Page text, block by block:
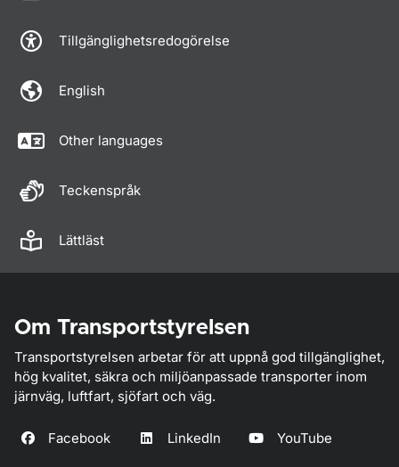
Tillgänglighetsredogörelse
English
Other languages
Teckenspråk
Lättläst
Om Transportstyrelsen
Transportstyrelsen arbetar för att uppnå god tillgänglighet,
hög kvalitet, säkra och miljöanpassade transporter inom
järnväg, luftfart, sjöfart och väg.
Facebook LinkedIn YouTube